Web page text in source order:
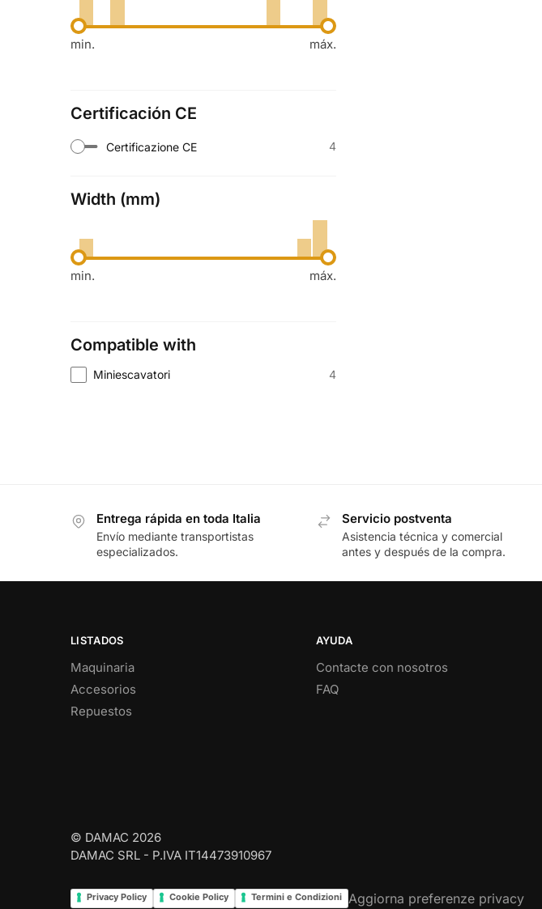
min. máx.
Certificación CE
Certificazione CE 4
Width (mm)
min. máx.
Compatible with
Miniescavatori 4
Entrega rápida en toda Italia
Envío mediante transportistas
especializados.
Servicio postventa
Asistencia técnica y comercial
antes y después de la compra.
LISTADOS
Maquinaria
Accesorios
Repuestos
AYUDA
Contacte con nosotros
FAQ
© DAMAC 2026
DAMAC SRL - P.IVA IT14473910967
Privacy Policy Cookie Policy Termini e Condizioni Aggiorna preferenze privacy